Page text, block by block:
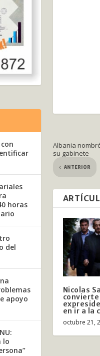
Albania
su gabinete
ANTERIOR
Nicolas
en ir a la
octubre 21,
horas
del
apoyo
lo